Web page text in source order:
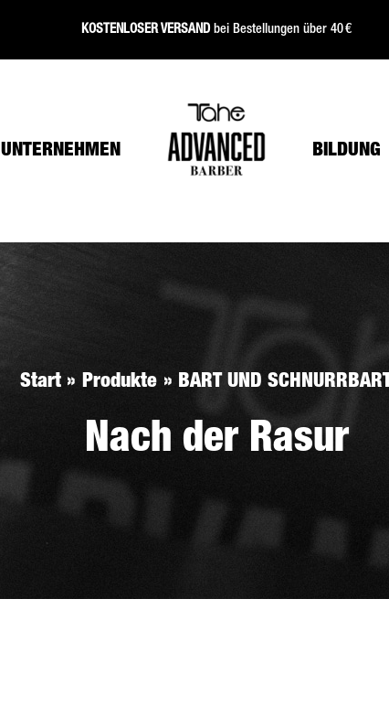
KOSTENLOSER VERSANDbei Bestellungen über 40 €
UNTERNEHMEN BILDUNG
Start Produkte BART UND
Nach der Rasur